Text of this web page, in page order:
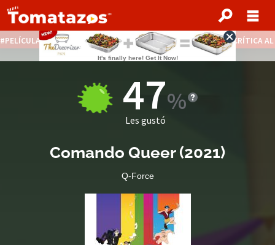
PELÍCULAS STREAMING GRATIS NOTICIAS DESTACADAS CRÍTICA
47
Les gustó
Comando Queer (2021)
Q-Force